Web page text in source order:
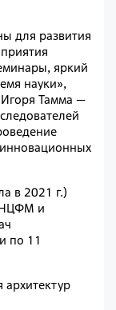
для развития
яркий
науки»,
Тамма —
в 2021 г.)
НЦФМ и
по 11